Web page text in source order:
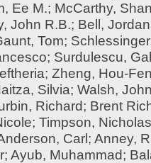
Ee M.; McCarthy,
John R.B.; Bell,
Tom;
; Surdulescu,
; Zheng, Hou-
Silvia; Walsh,
Richard; Brent
; Timpson,
Carl ; Anney,
; Ayub, Muhammad;